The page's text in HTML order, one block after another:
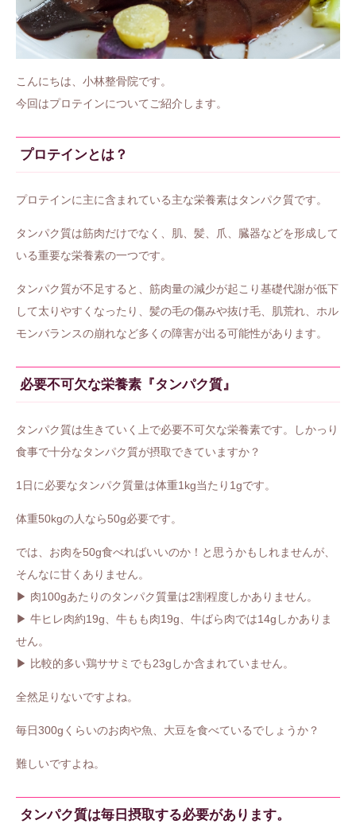
こんにちは、小林整骨院です。
今回はプロテインについてご紹介します。
プロテインとは？
プロテインに主に含まれている主な栄養素はタンパク質です。
タンパク質は筋肉だけでなく、肌、髪、爪、臓器などを形成して
いる重要な栄養素の一つです。
タンパク質が不足すると、筋肉量の減少が起こり基礎代謝が低下
して太りやすくなったり、髪の毛の傷みや抜け毛、肌荒れ、ホル
モンバランスの崩れなど多くの障害が出る可能性があります。
必要不可欠な栄養素『タンパク質』
タンパク質は生きていく上で必要不可欠な栄養素です。しかっり
食事で十分なタンパク質が摂取できていますか？
1日に必要なタンパク質量は体重1kg当たり1gです。
体重50kgの人なら50g必要です。
では、お肉を50g食べればいいのか！と思うかもしれませんが、
そんなに甘くありません。
▶ 肉100gあたりのタンパク質量は2割程度しかありません。
▶ 牛ヒレ肉約19g、牛もも肉19g、牛ばら肉では14gしかありま
せん。
▶ 比較的多い鶏ササミでも23gしか含まれていません。
全然足りないですよね。
毎日300gくらいのお肉や魚、大豆を食べているでしょうか？
難しいですよね。
タンパク質は毎日摂取する必要があります。